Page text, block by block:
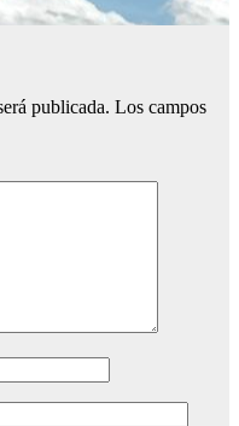
publicada. Los campos